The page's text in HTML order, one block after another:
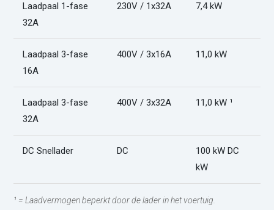
Laadpaal 1-fase
32A
230V / 1x32A 7,4 kW
Laadpaal 3-fase
16A
400V / 3x16A 11,0 kW
Laadpaal 3-fase
32A
400V / 3x32A 11,0 kW ¹
DC Snellader DC
100 kW DC
kW
¹ = Laadvermogen beperkt door de lader in het voertuig.